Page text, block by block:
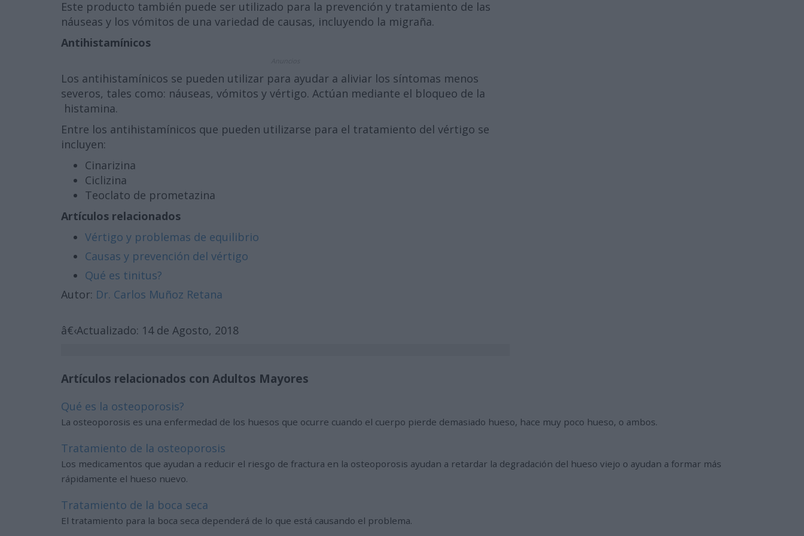
Este producto también puede ser utilizado para la prevención y tratamiento de las
náuseas y los vómitos de una variedad de causas, incluyendo la migraña.
Antihistamínicos
Los antihistamínicos se pueden utilizar para ayudar a aliviar los síntomas menos
severos, tales como: náuseas, vómitos y vértigo. Actúan mediante el bloqueo de la
histamina.
Entre los antihistamínicos que pueden utilizarse para el tratamiento del vértigo se
incluyen:
Cinarizina
Ciclizina
Teoclato de prometazina
Artículos relacionados
Vértigo y problemas de equilibrio
Causas y prevención del vértigo
Qué es tinitus?
Autor: Dr. Carlos Muñoz Retana
â€‹Actualizado: 14 de Agosto, 2018
Artículos relacionados con Adultos Mayores
Qué es la osteoporosis?
La osteoporosis es una enfermedad de los huesos que ocurre cuando el cuerpo pierde demasiado hueso, hace muy poco hueso, o ambos.
Tratamiento de la osteoporosis
Los medicamentos que ayudan a reducir el riesgo de fractura en la osteoporosis ayudan a retardar la degradación del hueso viejo o ayudan a formar más
rápidamente el hueso nuevo.
Tratamiento de la boca seca
El tratamiento para la boca seca dependerá de lo que está causando el problema.